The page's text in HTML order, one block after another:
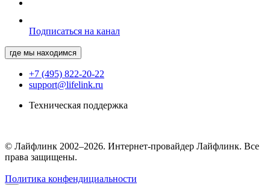
Подписаться на канал
где мы находимся
+7 (495) 822-20-22
support@lifelink.ru
Техническая поддержка
© Лайфлинк 2002–2026. Интернет-провайдер Лайфлинк. Все
права защищены.
Политика конфендициальности